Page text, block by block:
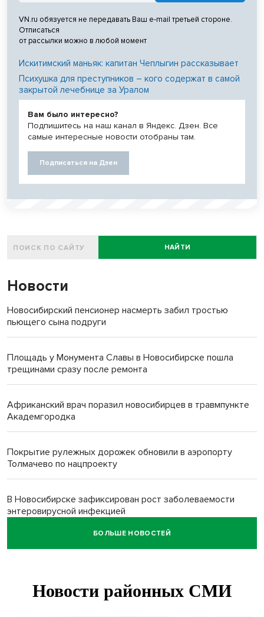
VN.ru обязуется не передавать Ваш e-mail третьей стороне.
Отписаться
от рассылки можно в любой момент
Искитимский маньяк: капитан Чеплыгин рассказывает
Психушка для преступников – кого содержат в самой
закрытой лечебнице за Уралом
Вам было интересно?
Подпишитесь на наш канал в Яндекс. Дзен. Все
самые интересные новости отобраны там.
Подписаться на Дзен
НАЙТИ
Новости
Новосибирский пенсионер насмерть забил тростью
пьющего сына подруги
Площадь у Монумента Славы в Новосибирске пошла
трещинами сразу после ремонта
Африканский врач поразил новосибирцев в травмпункте
Академгородка
Покрытие рулежных дорожек обновили в аэропорту
Толмачево по нацпроекту
В Новосибирске зафиксирован рост заболеваемости
энтеровирусной инфекцией
В Новосибирске осудили внука за продажу дедова ружья
В Новосибирске по КРТ сдали первую очередь
БОЛЬШЕ НОВОСТЕЙ